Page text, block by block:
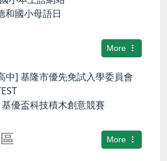
和國小母語日
More
中] 基隆市優先免試入學委員會
優盃科技積木創意競賽
More